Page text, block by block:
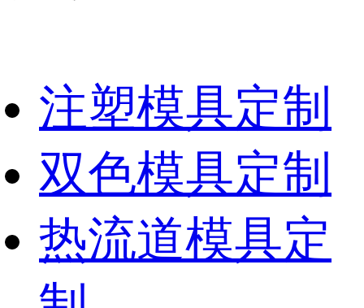
注塑模具定制
双色模具定制
热流道模具定